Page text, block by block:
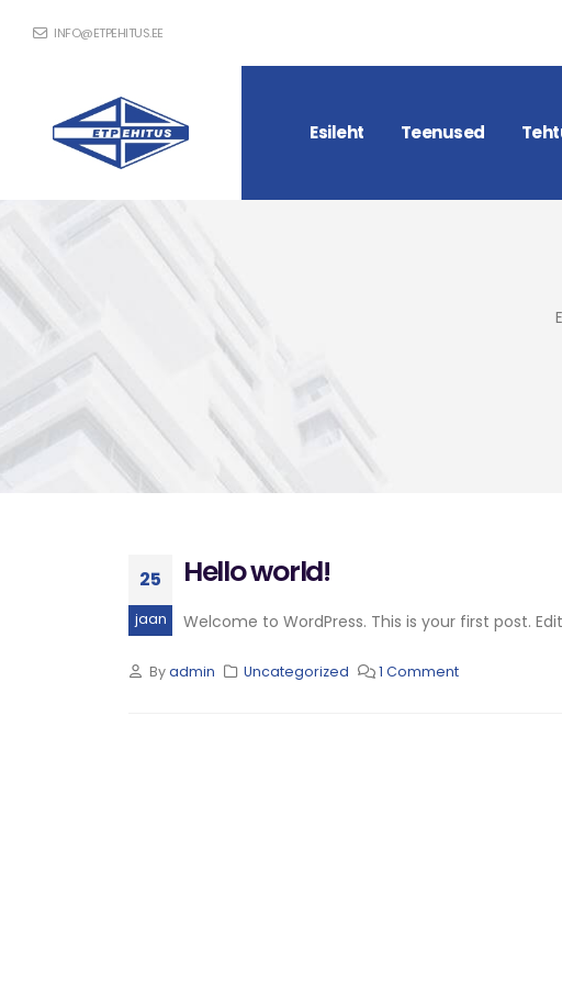
INFO@ETPEHITUS.EE
Esileht Teenused
25
jaan
Hello world!
Welcome to WordPress. This is your first post.
Byadmin Uncategorized 1 Comment